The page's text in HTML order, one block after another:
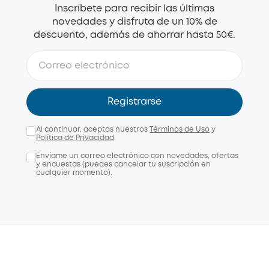
Inscríbete para recibir las últimas
novedades y disfruta de un 10% de
descuento, además de ahorrar hasta 50€.
Registrarse
Al continuar, aceptas nuestros Términos de Uso y
Política de Privacidad.
Envíame un correo electrónico con novedades, ofertas
y encuestas (puedes cancelar tu suscripción en
cualquier momento).